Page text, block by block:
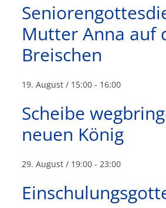
Mutter Anna auf
Breischen
19. August / 15:00 - 16:00
Scheibe
neuen König
29. August / 19:00 -23:00